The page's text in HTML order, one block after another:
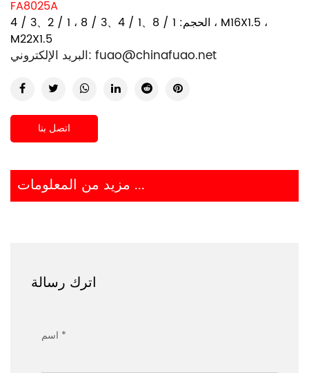
FA8025A
الحجم: 1 / 8、1 / 4、3 / 8 ، 1 / ​​2、3 / 4 ، M16X1.5 ،
M22X1.5
البريد الإلكتروني: fuao@chinafuao.net
اتصل بنا
مزيد من المعلومات ...
اترك رسالة
اسم *